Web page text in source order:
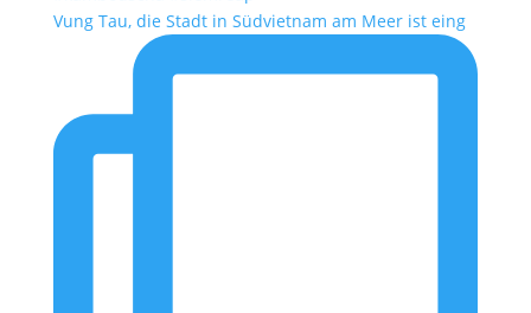
Vung Tau, die Stadt in Südvietnam am Meer ist eing